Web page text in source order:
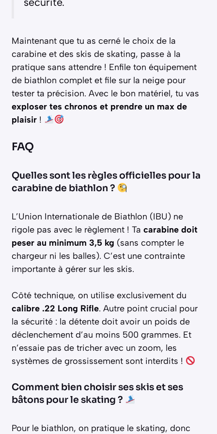
Maintenant que tu as cerné le choix de la
carabine et des skis de skating, passe à la
pratique sans attendre ! Enfile ton équipement
de biathlon complet et file sur la neige pour
tester ta précision. Avec le bon matériel, tu vas
exploser tes chronos et prendre un max de
plaisir !
FAQ
Quelles sont les règles officielles pour la
carabine de biathlon ?
L’Union Internationale de Biathlon (IBU) ne
rigole pas avec le règlement ! Ta carabine doit
peser au minimum 3,5 kg (sans compter le
chargeur ni les balles). C’est une contrainte
importante à gérer sur les skis.
Côté technique, on utilise exclusivement du
calibre .22 Long Rifle. Autre point crucial pour
la sécurité : la détente doit avoir un poids de
déclenchement d’au moins 500 grammes. Et
n’essaie pas de tricher avec un zoom, les
systèmes de grossissement sont interdits !
Comment bien choisir ses skis et ses
bâtons pour le skating ?
Pour le biathlon, on pratique le skating, donc